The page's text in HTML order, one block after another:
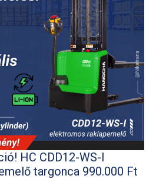
HC CDD12-WS-I
targonca 990.000 Ft